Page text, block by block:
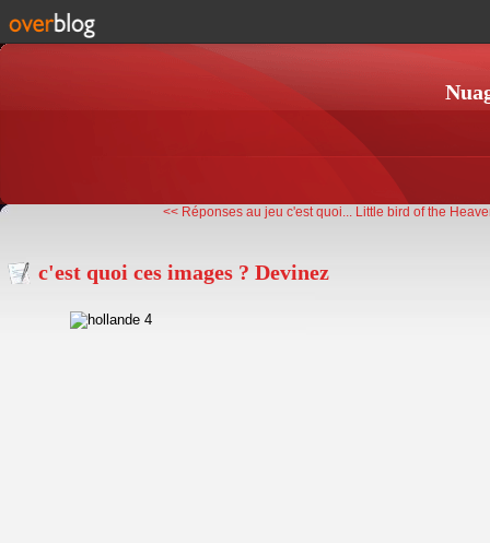
<< Réponses au jeu c'est quoi... Little bird of the
c'est quoi ces images ? Devinez